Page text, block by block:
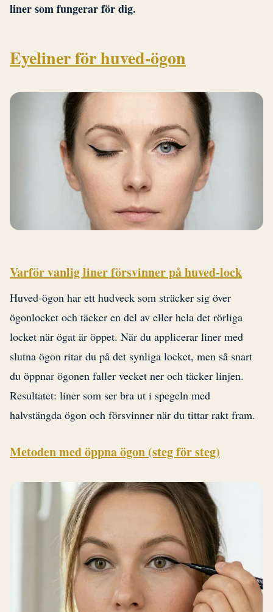
liner som fungerar för dig.
Eyeliner för huved-ögon
Varför vanlig liner försvinner på huved-lock
Huved-ögon har ett hudveck som sträcker sig över
ögonlocket och täcker en del av eller hela det rörliga
locket när ögat är öppet. När du applicerar liner med
slutna ögon ritar du på det synliga locket, men så snart
du öppnar ögonen faller vecket ner och täcker linjen.
Resultatet: liner som ser bra ut i spegeln med
halvstängda ögon och försvinner när du tittar rakt fram.
Metoden med öppna ögon (steg för steg)